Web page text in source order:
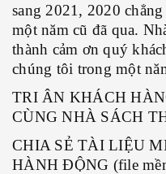
sang 2021, 2020
một năm cũ đã qua.
thành cảm ơn quý
chúng tôi trong một
TRI ÂN KHÁCH
CÙNG NHÀ SÁCH
CHIA SẺ TÀI LIỆU
HÀNH ĐỘNG (file